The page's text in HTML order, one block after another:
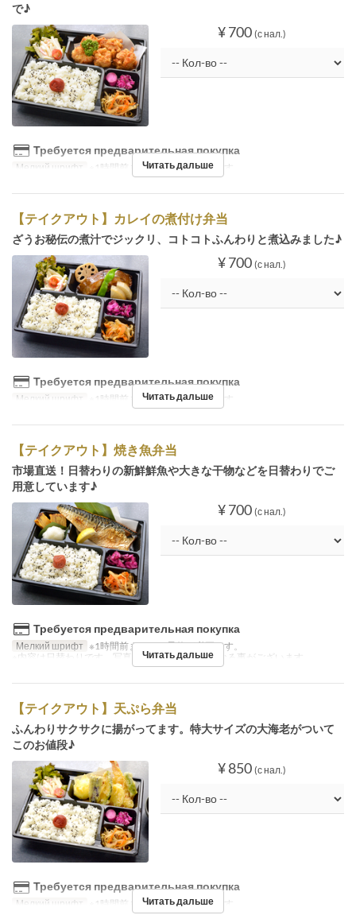
で♪
¥ 700 (с нал.)
Требуется предварительная покупка
Мелкий шрифт ※1時間前までのご予約が必要です。
Читать дальше
【テイクアウト】カレイの煮付け弁当
ざうお秘伝の煮汁でジックリ、コトコトふんわりと煮込みました♪
¥ 700 (с нал.)
Требуется предварительная покупка
Мелкий шрифт ※1時間前までのご予約が必要です。
Читать дальше
【テイクアウト】焼き魚弁当
市場直送！日替わりの新鮮鮮魚や大きな干物などを日替わりでご
用意しています♪
¥ 700 (с нал.)
Требуется предварительная покупка
Мелкий шрифт ※1時間前までのご予約が必要です。
※内容は日替わりです。写真の『塩サバ』とは異なる事がございます。
Читать дальше
【テイクアウト】天ぷら弁当
ふんわりサクサクに揚がってます。特大サイズの大海老がついて
このお値段♪
¥ 850 (с нал.)
Требуется предварительная покупка
Мелкий шрифт ※1時間前までのご予約が必要です。
Читать дальше